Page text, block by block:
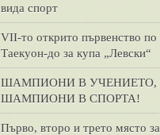
вида спорт
VII-то открито първенство по
Таекуон-до за купа „Левски“
ШАМПИОНИ В УЧЕНИЕТО,
ШАМПИОНИ В СПОРТА!
Първо, второ и трето място за